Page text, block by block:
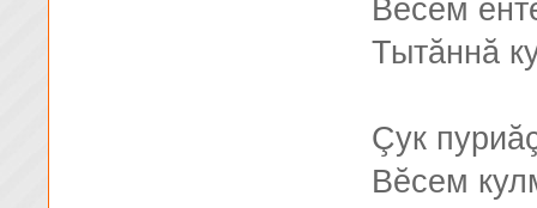
Вĕсем
Тытăннă
Çук
Вĕсем